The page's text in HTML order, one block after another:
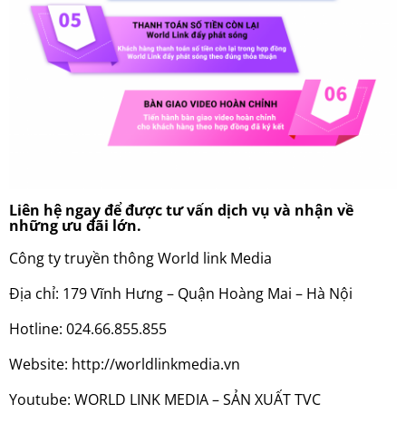
Liên hệ ngay để được tư vấn dịch vụ và nhận về
những ưu đãi lớn.
Công ty truyền thông World link Media
Địa chỉ: 179 Vĩnh Hưng – Quận Hoàng Mai – Hà Nội
Hotline: 024.66.855.855
Website: http://worldlinkmedia.vn
Youtube: WORLD LINK MEDIA – SẢN XUẤT TVC